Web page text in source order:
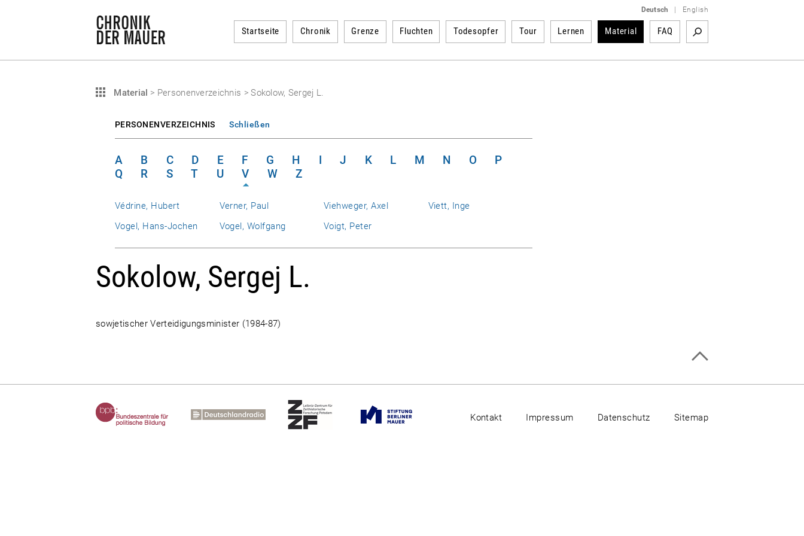
Deutsch English
Startseite Chronik Grenze Fluchten Todesopfer Tour Lernen Material FAQ
Material > Personenverzeichnis > Sokolow, Sergej L.
PERSONENVERZEICHNIS Schließen
A B C D E F G H I J K L M N O
P
Q
R S T U V W Z
Védrine, Hubert Verner, Paul Viehweger, Axel
Viett, Inge
Vogel, Hans-Jochen
Vogel, Wolfgang Voigt, Peter
Sokolow, Sergej L.
sowjetischer Verteidigungsminister (1984-87)
Kontakt Impressum Datenschutz Sitemap